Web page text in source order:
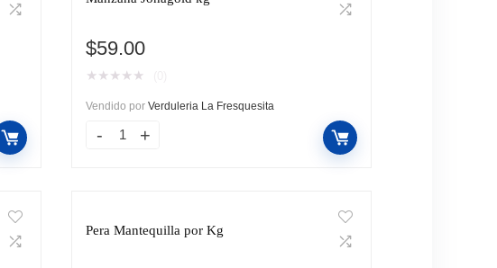
$59.00
★ ★ ★ ★ ★
Vendido por Verduleria La Fresquesita
Pera Mantequilla por Kg